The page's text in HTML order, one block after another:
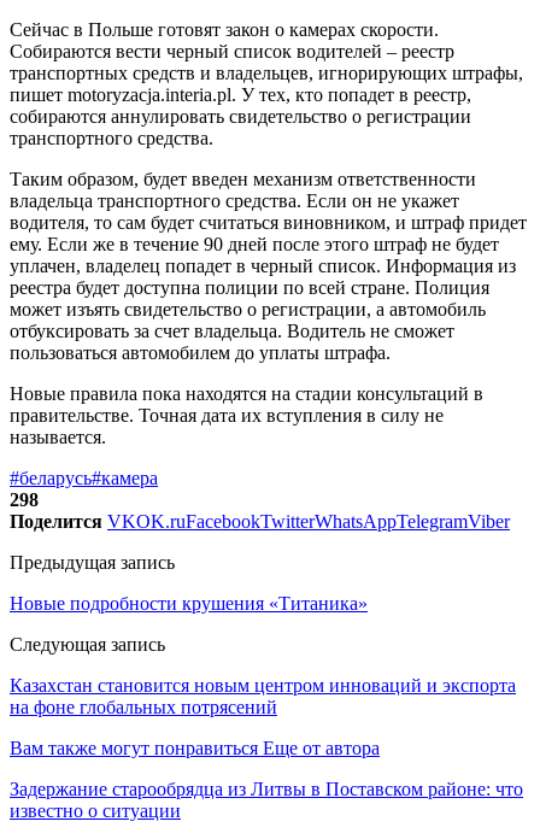
Сейчас в Польше готовят закон о камерах скорости.
Собираются вести черный список водителей – реестр
транспортных средств и владельцев, игнорирующих штрафы,
пишет motoryzacja.interia.pl. У тех, кто попадет в реестр,
собираются аннулировать свидетельство о регистрации
транспортного средства.
Таким образом, будет введен механизм ответственности
владельца транспортного средства. Если он не укажет
водителя, то сам будет считаться виновником, и штраф придет
ему. Если же в течение 90 дней после этого штраф не будет
уплачен, владелец попадет в черный список. Информация из
реестра будет доступна полиции по всей стране. Полиция
может изъять свидетельство о регистрации, а автомобиль
отбуксировать за счет владельца. Водитель не сможет
пользоваться автомобилем до уплаты штрафа.
Новые правила пока находятся на стадии консультаций в
правительстве. Точная дата их вступления в силу не
называется.
#беларусь#камера
298
Поделится VKOK.ruFacebookTwitterWhatsAppTelegramViber
Предыдущая запись
Новые подробности крушения «Титаника»
Следующая запись
Казахстан становится новым центром инноваций и экспорта
на фоне глобальных потрясений
Вам также могут понравиться Еще от автора
Задержание старообрядца из Литвы в Поставском районе: что
известно о ситуации